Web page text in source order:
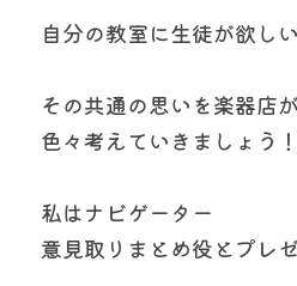
自分の教室に生徒が欲し
その共通の思いを楽器店
色々考えていきましょう
私はナビゲーター
意見取りまとめ役とプレ